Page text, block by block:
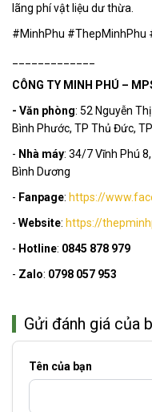
lãng phí vật liệu dư thừa.
#MinhPhu #ThepMinhPhu
CÔNG TY MINH PHÚ –
- Văn phòng: 52 Nguyễn
Bình Phước, TP Thủ Đức,
- Nhà máy: 34/7 Vĩnh Phú
Bình Dương
- Fanpage: https://
- Website: https://
- Hotline: 0845 878 979
- Zalo: 0798 057 953
Gửi đánh giá của
Tên của bạn